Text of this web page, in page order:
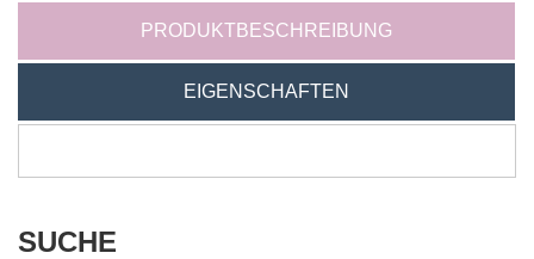
PRODUKTBESCHREIBUNG
EIGENSCHAFTEN
SUCHE